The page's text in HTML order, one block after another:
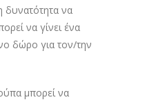
δυνατότητα να
να γίνει ένα
δώρο για τον/την
μπορεί να